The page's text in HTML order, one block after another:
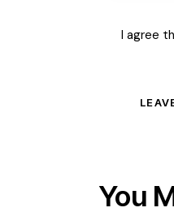
I agree
You